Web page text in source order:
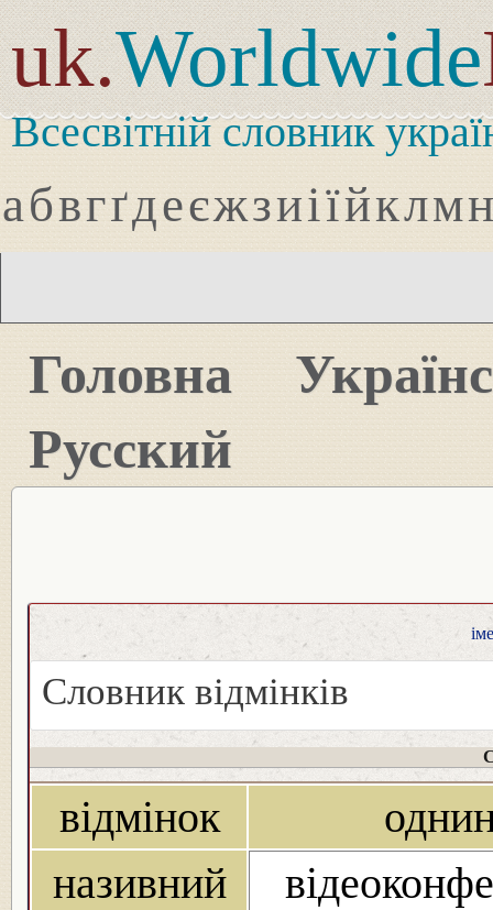
uk.Worldwide
Всесвітній словник
абвгґдеєжзиіїйклмн
Головна
Русский
Словник відмінків
відмінок
називний